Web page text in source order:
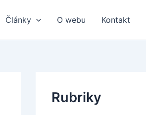
Články O webu Kontakt
Rubriky